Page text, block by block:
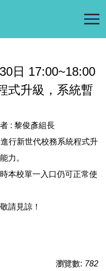
日 17:00~18:00
式升級，系統暫
: 黎俊彥組長
行新世代校務系統程式升
力。
本校單一入口仍可正常使
請見諒！
瀏覽數: 782